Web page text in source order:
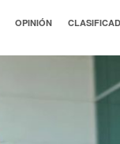
OPINIÓN